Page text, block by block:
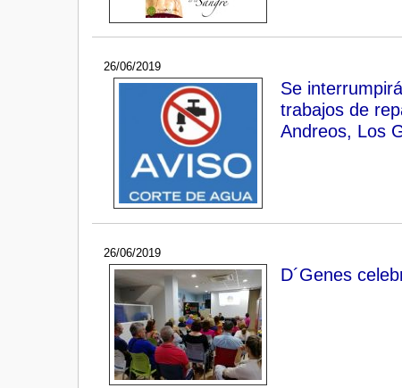
26/06/2019
Se
trabajos de
Andreos, Los
26/06/2019
D´Genes